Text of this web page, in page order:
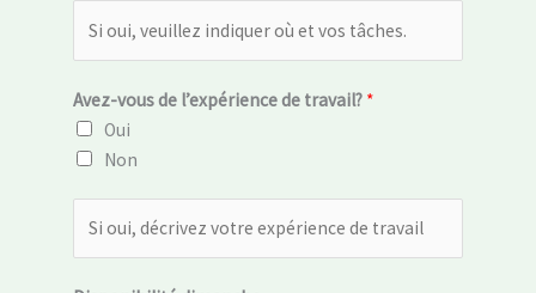
é
r
e
c
Avez-vous de l’expérience de travail? *
Oui
Non